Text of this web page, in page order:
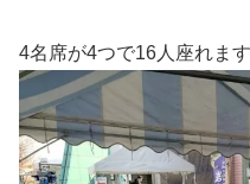
4名席が4つで16人座れます